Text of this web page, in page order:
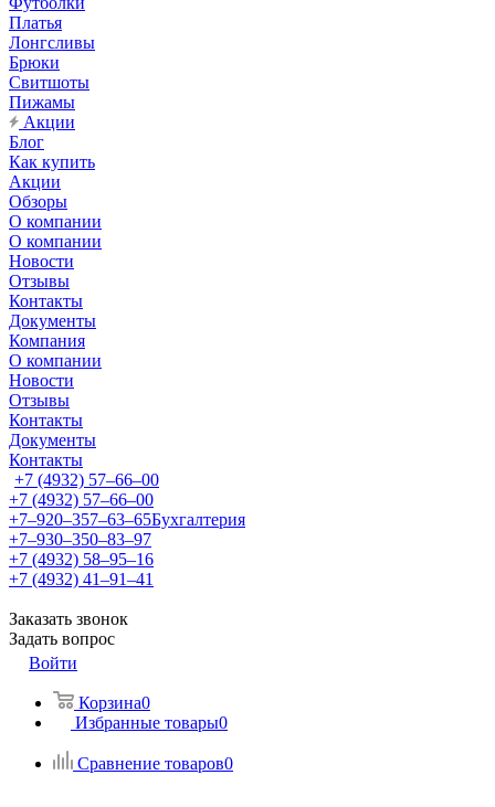
Платья
Лонгсливы
Брюки
Свитшоты
Пижамы
Акции
Блог
Как купить
Акции
Обзоры
О компании
О компании
Новости
Отзывы
Контакты
Документы
Компания
О компании
Новости
Отзывы
Контакты
Документы
Контакты
+7 (4932) 57‒66‒00
+7 (4932) 57‒66‒00
+7‒920‒357‒63‒65Бухгалтерия
+7‒930‒350‒83‒97
+7 (4932) 58‒95‒16
+7 (4932) 41‒91‒41
Заказать звонок
Задать вопрос
Войти
Корзина0
Избранные товары0
Сравнение товаров0